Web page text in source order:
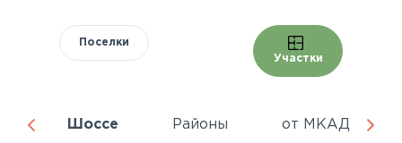
Поселки
Участки
Шоссе Районы от МКАД